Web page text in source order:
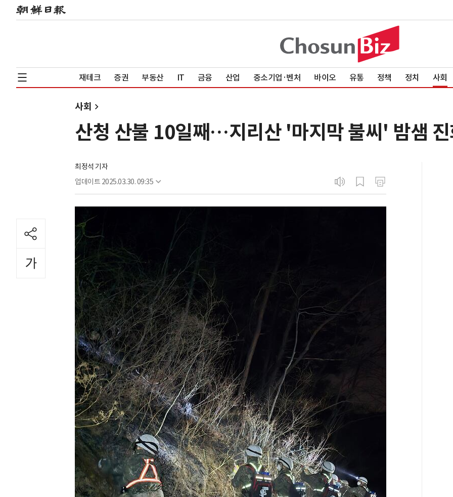
재테크 증권 부동산 IT 금융 산업 중소기업·벤처 바이오 유통 정책 정치 사회
사회
산청 산불 10일째…지리산 '마지막 불씨' 밤샘
최정석 기자
업데이트 2025.03.30. 09:35